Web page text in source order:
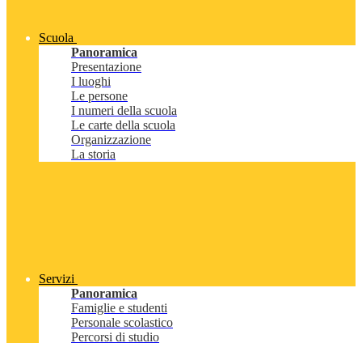
Scuola
Panoramica
Presentazione
I luoghi
Le persone
I numeri della scuola
Le carte della scuola
Organizzazione
La storia
Servizi
Panoramica
Famiglie e studenti
Personale scolastico
Percorsi di studio